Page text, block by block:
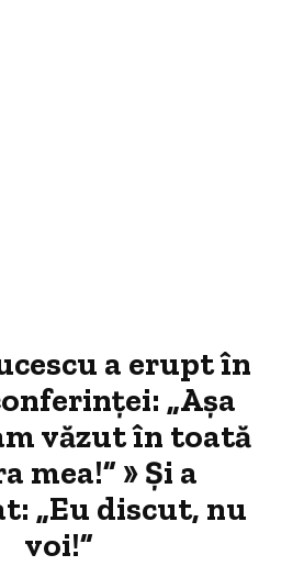
a erupt în
„Așa
văzut în toată
mea!” » Și a
„Eu discut, nu
voi!”